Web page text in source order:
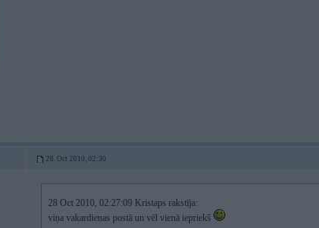
28. Oct 2010, 02:30
28 Oct 2010, 02:27:09 Kristaps rakstīja:
viņa vakardienas postā un vēl vienā iepriekš